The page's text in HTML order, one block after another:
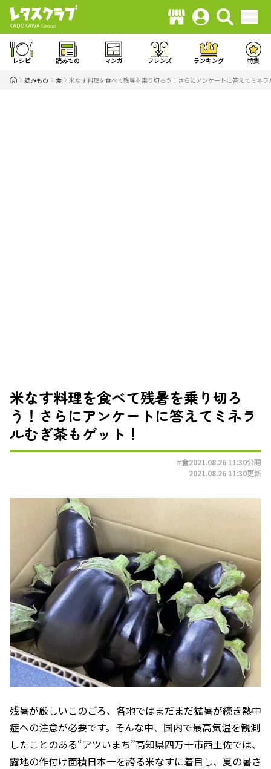
レシピ 読みもの マンガ フレンズ ランキング 特集
読みもの 食 米なす料理を食べて残暑を乗り切ろう！さらにアンケートに答えてミネ
米なす料理を食べて残暑を乗り切ろ
う！さらにアンケートに答えてミネラ
ルむぎ茶もゲット！
#食2021.08.26 11:30公開
2021.08.26 11:30更新
残暑が厳しいこのごろ、各地ではまだまだ猛暑が続き熱中
症への注意が必要です。そんな中、国内で最高気温を観測
したことのある“アツいまち”高知県四万十市西土佐では、
露地の作付け面積日本一を誇る米なすに着目し、夏の暑さ